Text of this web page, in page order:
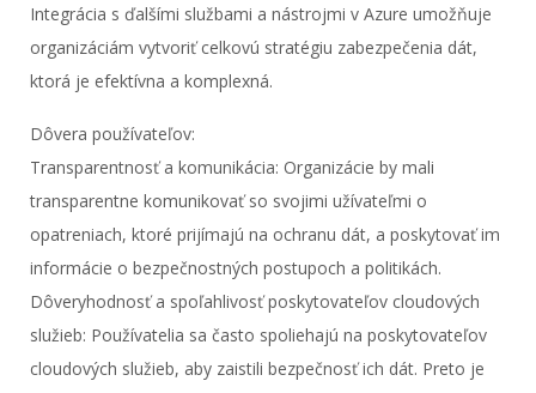
Integrácia s ďalšími službami a nástrojmi v Azure umožňuje
organizáciám vytvoriť celkovú stratégiu zabezpečenia dát,
ktorá je efektívna a komplexná.
Dôvera používateľov:
Transparentnosť a komunikácia: Organizácie by mali
transparentne komunikovať so svojimi užívateľmi o
opatreniach, ktoré prijímajú na ochranu dát, a poskytovať im
informácie o bezpečnostných postupoch a politikách.
Dôveryhodnosť a spoľahlivosť poskytovateľov cloudových
služieb: Používatelia sa často spoliehajú na poskytovateľov
cloudových služieb, aby zaistili bezpečnosť ich dát. Preto je